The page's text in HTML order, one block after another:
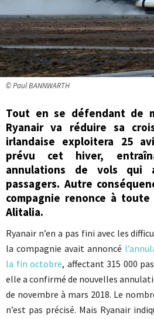
© Paul BANNWARTH
Tout en se défendant de
Ryanair va réduire sa
irlandaise exploitera 25
prévu cet hiver,
annulations de vols qui
passagers. Autre
compagnie renonce à
Alitalia.
Ryanair n’en a pas fini avec les
la compagnie avait annoncé
la fin octobre, affectant 315 000
elle a confirmé de nouvelles
de novembre à mars 2018. Le
n’est pas précisé. Mais Ryanair